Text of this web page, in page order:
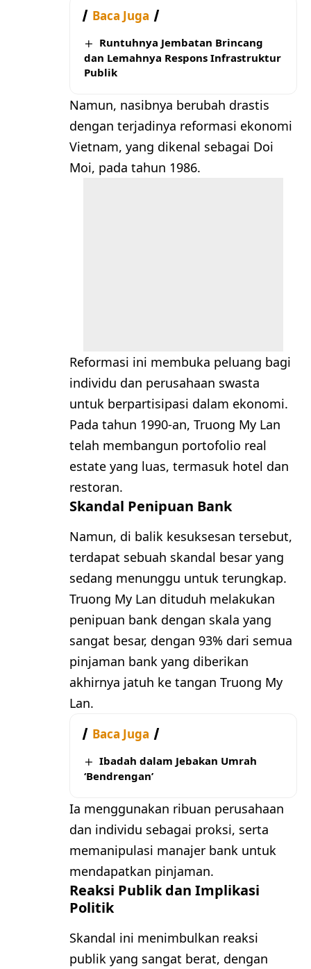
Baca Juga
Runtuhnya Jembatan Brincang
dan Lemahnya Respons Infrastruktur
Publik
Namun, nasibnya berubah drastis
dengan terjadinya reformasi ekonomi
Vietnam, yang dikenal sebagai Doi
Moi, pada tahun 1986.
Reformasi ini membuka peluang bagi
individu dan perusahaan swasta
untuk berpartisipasi dalam ekonomi.
Pada tahun 1990-an, Truong My Lan
telah membangun portofolio real
estate yang luas, termasuk hotel dan
restoran.
Skandal Penipuan Bank
Namun, di balik kesuksesan tersebut,
terdapat sebuah skandal besar yang
sedang menunggu untuk terungkap.
Truong My Lan dituduh melakukan
penipuan bank dengan skala yang
sangat besar, dengan 93% dari semua
pinjaman bank yang diberikan
akhirnya jatuh ke tangan Truong My
Lan.
Baca Juga
Ibadah dalam Jebakan Umrah
‘Bendrengan’
Ia menggunakan ribuan perusahaan
dan individu sebagai proksi, serta
memanipulasi manajer bank untuk
mendapatkan pinjaman.
Reaksi Publik dan Implikasi
Politik
Skandal ini menimbulkan reaksi
publik yang sangat berat, dengan